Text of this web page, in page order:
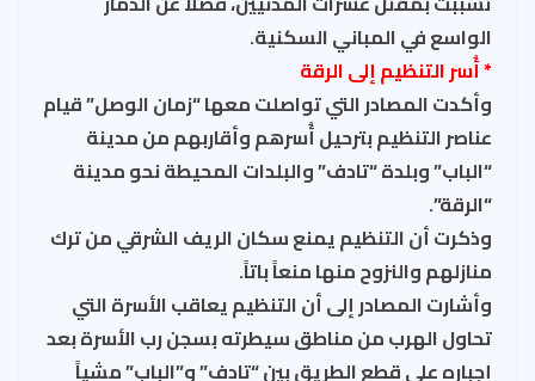
الواسع في المباني السكنية.
* أُسر التنظيم إلى الرقة
وأكدت المصادر التي تواصلت معها “زمان الوصل” قيام
عناصر التنظيم بترحيل أُسرهم وأقاربهم من مدينة
“الباب” وبلدة “تادف” والبلدات المحيطة نحو مدينة
“الرقة”.
وذكرت أن التنظيم يمنع سكان الريف الشرقي من ترك
منازلهم والنزوح منها منعاً باتاً.
وأشارت المصادر إلى أن التنظيم يعاقب الأسرة التي
تحاول الهرب من مناطق سيطرته بسجن رب الأسرة بعد
إجباره على قطع الطريق بين “تادف” و”الباب” مشياً